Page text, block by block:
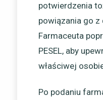
potwierdzenia
powiązania go z
Farmaceuta
PESEL, aby
właściwej
Po podaniu